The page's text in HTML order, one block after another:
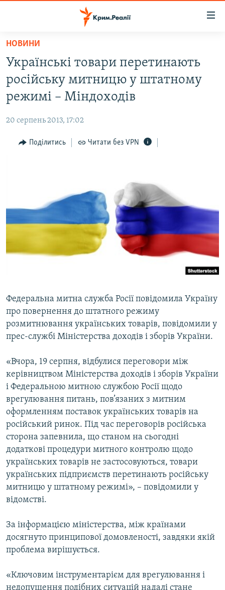
Перейти
основного
матеріалу
Перейти
до
основної
навігації
Перейти
ВОДА.КРИМ
ВІДЕО ТА ФОТО
БЛОГИ
ПОГЛЯД
СПЕЦПРОЕКТИ
СВІДЧЕННЯ ОКУПАЦІЇ
ЯК ОБІЙТИ БЛОКУВАННЯ
Усі сайти RFE/RL
НОВИНИ
Українські товари перетинають
російську митницю у штатному
режимі – Міндоходів
20 серпень 2013, 17:02
Поділитись Читати без VPN
Федеральна митна служба Росії повідомила Україну
про повернення до штатного режиму
розмитнювання українських товарів, повідомили у
прес-службі Міністерства доходів і зборів України.
«Вчора, 19 серпня, відбулися переговори між
керівництвом Міністерства доходів і зборів України
і Федеральною митною службою Росії щодо
врегулювання питань, пов’язаних з митним
оформленням поставок українських товарів на
російський ринок. Під час переговорів російська
сторона запевнила, що станом на сьогодні
додаткові процедури митного контролю щодо
українських товарів не застосовуються, товари
українських підприємств перетинають російську
митницю у штатному режимі», – повідомили у
відомстві.
За інформацією міністерства, між країнами
досягнуто принципової домовленості, завдяки якій
проблема вирішується.
«Ключовим інструментарієм для врегулювання і
недопущення подібних ситуацій надалі стане